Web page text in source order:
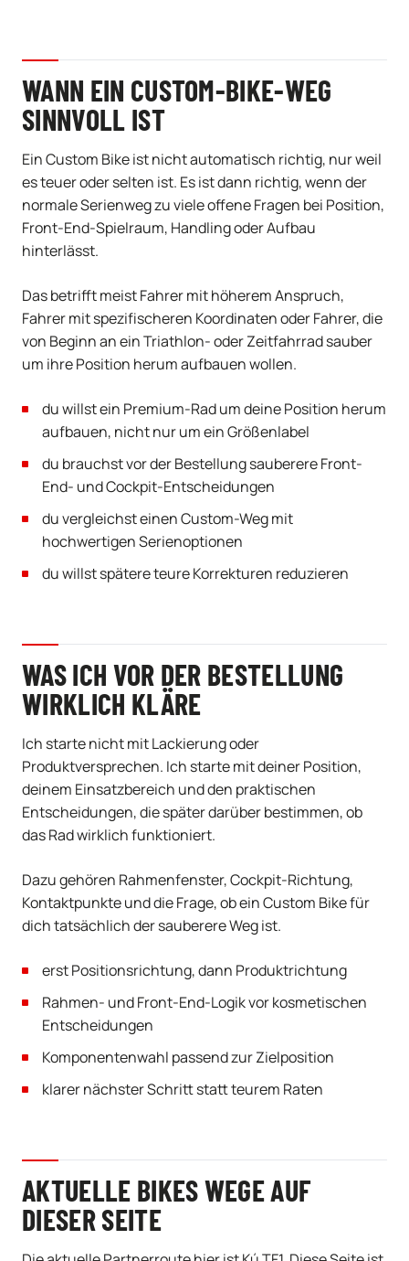
WANN EIN CUSTOM-BIKE-WEG
SINNVOLL IST
Ein Custom Bike ist nicht automatisch richtig, nur weil
es teuer oder selten ist. Es ist dann richtig, wenn der
normale Serienweg zu viele offene Fragen bei Position,
Front-End-Spielraum, Handling oder Aufbau
hinterlässt.
Das betrifft meist Fahrer mit höherem Anspruch,
Fahrer mit spezifischeren Koordinaten oder Fahrer, die
von Beginn an ein Triathlon- oder Zeitfahrrad sauber
um ihre Position herum aufbauen wollen.
du willst ein Premium-Rad um deine Position herum
aufbauen, nicht nur um ein Größenlabel
du brauchst vor der Bestellung sauberere Front-
End- und Cockpit-Entscheidungen
du vergleichst einen Custom-Weg mit
hochwertigen Serienoptionen
du willst spätere teure Korrekturen reduzieren
WAS ICH VOR DER BESTELLUNG
WIRKLICH KLÄRE
Ich starte nicht mit Lackierung oder
Produktversprechen. Ich starte mit deiner Position,
deinem Einsatzbereich und den praktischen
Entscheidungen, die später darüber bestimmen, ob
das Rad wirklich funktioniert.
Dazu gehören Rahmenfenster, Cockpit-Richtung,
Kontaktpunkte und die Frage, ob ein Custom Bike für
dich tatsächlich der sauberere Weg ist.
erst Positionsrichtung, dann Produktrichtung
Rahmen- und Front-End-Logik vor kosmetischen
Entscheidungen
Komponentenwahl passend zur Zielposition
klarer nächster Schritt statt teurem Raten
AKTUELLE BIKES WEGE AUF
DIESER SEITE